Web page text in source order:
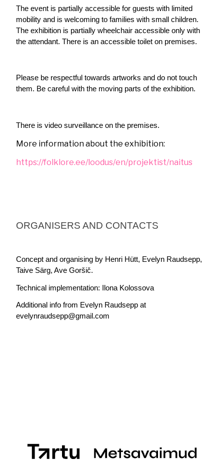
The event is partially accessible for guests with limited
mobility and is welcoming to families with small children.
The exhibition is partially wheelchair accessible only with
the attendant. There is an accessible toilet on premises.
Please be respectful towards artworks and do not touch
them. Be careful with the moving parts of the exhibition.
There is video surveillance on the premises.
More information about the exhibition:
https://folklore.ee/loodus/en/projektist/naitus
ORGANISERS AND CONTACTS
Concept and organising by Henri Hütt, Evelyn Raudsepp,
Taive Särg, Ave Goršič.
Technical implementation: Ilona Kolossova
Additional info from Evelyn Raudsepp at
evelynraudsepp@gmail.com